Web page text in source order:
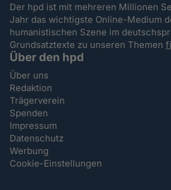
Der hpd ist mit mehreren Millionen
Jahr das wichtigste Online-Medium
humanistischen Szene im
Grundsatztexte zu unseren Themen
Über den hpd
Über uns
Redaktion
Trägerverein
Spenden
Impressum
Datenschutz
Werbung
Cookie-Einstellungen